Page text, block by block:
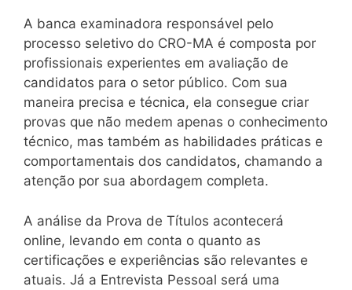
A banca examinadora responsável pelo
processo seletivo do CRO-MA é composta por
profissionais experientes em avaliação de
candidatos para o setor público. Com sua
maneira precisa e técnica, ela consegue criar
provas que não medem apenas o conhecimento
técnico, mas também as habilidades práticas e
comportamentais dos candidatos, chamando a
atenção por sua abordagem completa.
A análise da Prova de Títulos acontecerá
online, levando em conta o quanto as
certificações e experiências são relevantes e
atuais. Já a Entrevista Pessoal será uma